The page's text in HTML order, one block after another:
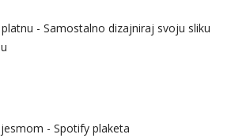
platnu - Samostalno dizajniraj svoju sliku
- Spotify plaketa